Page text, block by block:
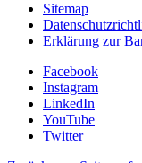
Sitemap
Erklärung zur
Facebook
Instagram
LinkedIn
YouTube
Twitter